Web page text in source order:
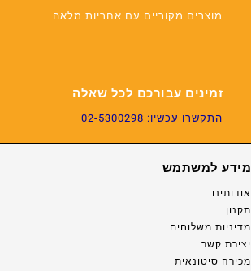
מוצרים מקוריים עם אחריות מלאה
זמינים עבורכם לכל שאלה
התקשרו עכשיו: 02-5300298
מידע למשתמש
אודותינו
תקנון
מדיניות משלוחים
יצירת קשר
מכירה סיטונאית